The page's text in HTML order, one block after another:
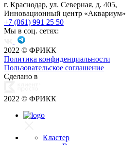
г. Краснодар, ул. Северная, д. 405,
Инновационный центр «Аквариум»
+7 (861) 991 25 50
Мы в соц. сетях:
2022 © ФРИКК
Политика конфиденциальности
Пользовательское соглашение
Сделано в
2022 © ФРИКК
Кластер